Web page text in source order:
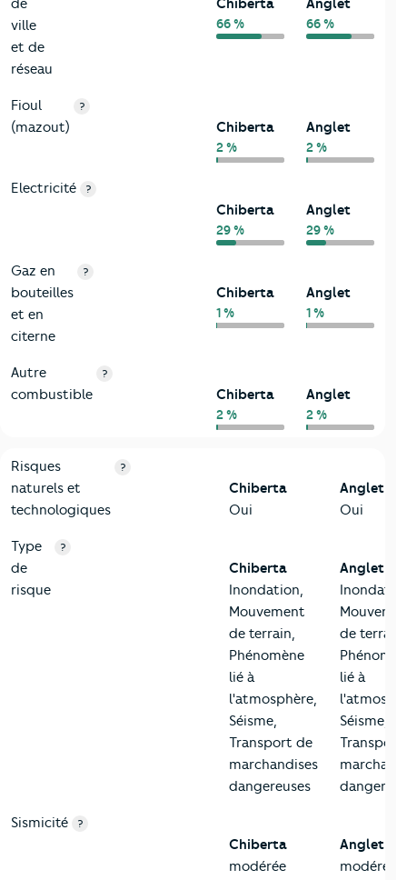
de
ville
et de
réseau
Chiberta
66 %
Anglet
66 %
Fioul
(mazout)
?
Chiberta
2 %
Anglet
2 %
Electricité ?
Chiberta
29 %
Anglet
29 %
Gaz en
bouteilles
et en
citerne
?
Chiberta
1 %
Anglet
1 %
Autre
combustible
?
Chiberta
2 %
Anglet
2 %
9-Diagnostic risques
Critères Chiberta
Risques
naturels et
technologiques
?
Chiberta
Oui
Anglet
Oui
Type
de
risque
?
Chiberta
Inondation,
Mouvement
de terrain,
Phénomène
lié à
l'atmosphère,
Séisme,
Transport de
marchandises
dangereuses
Anglet
de terrain,
lié à
Séisme,
Transport
Sismicité ?
Chiberta
modérée
Anglet
modérée